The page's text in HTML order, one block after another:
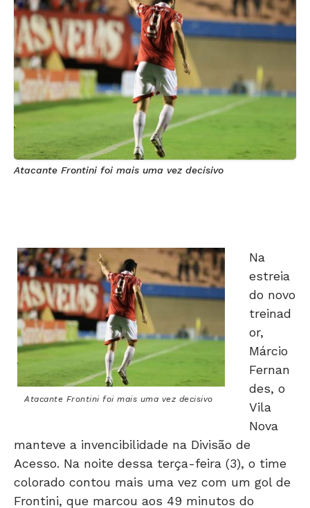
Atacante Frontini foi mais uma vez decisivo
Atacante Frontini foi mais uma vez decisivo
estreia
do novo
treinad
or,
Márcio
Fernan
des, o
Vila
Nova
manteve a invencibilidade na Divisão de
Acesso. Na noite dessa terça-feira (3), o time
colorado contou mais uma vez com um gol de
Frontini, que marcou aos 49 minutos do
segundo tempo, e decretou a vitória de virada